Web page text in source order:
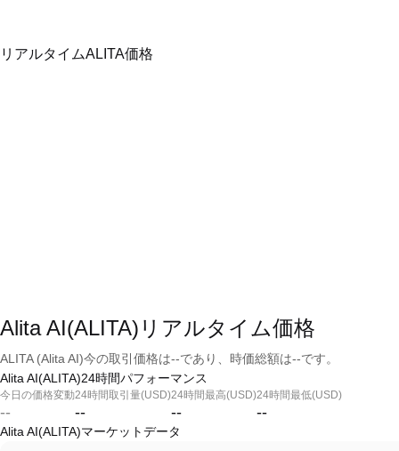
リアルタイムALITA価格
Alita AI(ALITA)リアルタイム価格
ALITA (Alita AI)今の取引価格は--であり、時価総額は--です。
Alita AI(ALITA)24時間パフォーマンス
今日の価格変動
--
24時間取引量(USD)
--
24時間最高(USD)
--
24時間最低(USD)
--
Alita AI(ALITA)マーケットデータ